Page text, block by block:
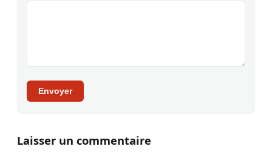
Envoyer
Laisser un commentaire